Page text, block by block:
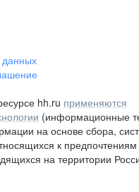
hh.ru применяются
(информационные
на основе сбора,
к предпочтениям
на территории